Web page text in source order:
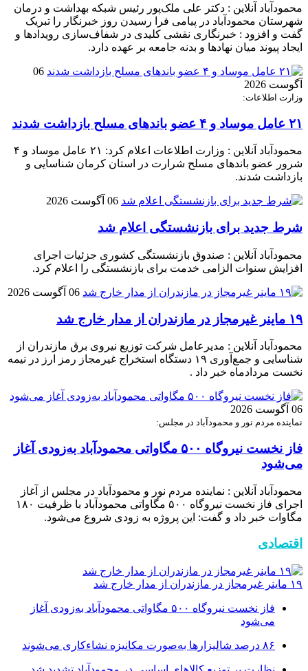
محمودآباد آنلاین : دکتر علی ملک‌پور رئیس شبکه بهداشت و درمان
شهرستان محمودآباد در پیامی فرا رسیدن روز خبرنگار را تبریک
گفت و افزود : خبرنگاری نقشی کلیدی در شفاف‌سازی رویدادها و
ایجاد پیوند میان نهادها و بدنه جامعه بر عهده دارد.
06
آگوست 2026
وزارت اطلاعات:
۲۱ عامل موساد و ۴ عضو باند‌های مسلح بازداشت شدند
محمودآباد آنلاین : وزارت اطلاعات اعلام کرد: ۲۱ عامل موساد و ۴
شرور عضو باند‌های مسلح شرارت در استان کرمان شناسایی و
بازداشت شدند.
06 آگوست 2026
شرط جدید برای بازنشستگی اعلام شد
محمودآباد آنلاین : صندوق بازنشستگی کشوری جزئیات اجرای
افزایش سنوات الزامی خدمت برای بازنشستگی را اعلام کرد.
06 آگوست 2026
۱۹ ماینر غیرمجاز در مازندران از مدار خارج شد
محمودآباد آنلاین : مدیرعامل شرکت توزیع نیروی برق مازندران از
شناسایی و جمع‌آوری ۱۹ دستگاه استخراج غیرمجاز رمز ارز در نیمه
نخست مردادماه خبر داد .
06 آگوست 2026
نماینده مردم نور و محمودآباد در مجلس:
فاز نخست نیروگاه ۵۰۰ مگاواتی محمودآباد به‌زودی آغاز
می‌شود
محمودآباد آنلاین : نماینده مردم نور و محمودآباد در مجلس از آغاز
اجرای فاز نخست نیروگاه ۵۰۰ مگاواتی محمودآباد با ظرفیت ۱۸۰
مگاوات خبر داد و گفت: این پروژه به زودی شروع می‌شود.
اقتصادی
۱۹ ماینر غیرمجاز در مازندران از مدار خارج شد
فاز نخست نیروگاه ۵۰۰ مگاواتی محمودآباد به‌زودی آغاز
می‌شود
۸۶ درصد شالیزارها به‌صورت مکانیزه نشاءکاری می‌شوند